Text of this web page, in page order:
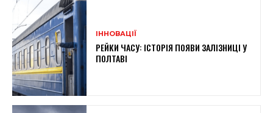
ІННОВАЦІЇ
РЕЙКИ ЧАСУ: ІСТОРІЯ ПОЯВИ ЗАЛІЗНИЦІ У
ПОЛТАВІ